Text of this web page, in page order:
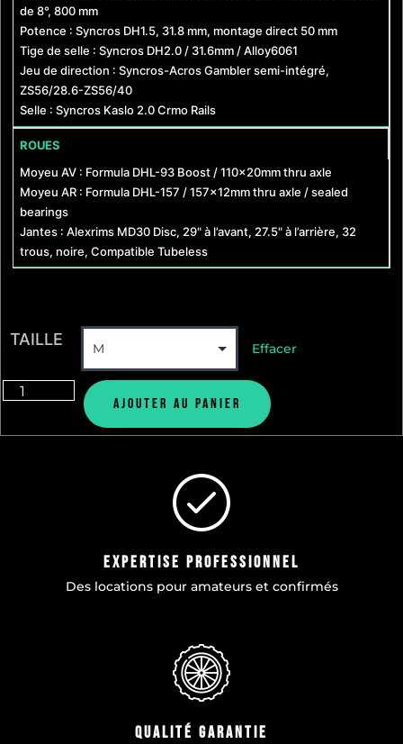
de 8°, 800 mm
Potence : Syncros DH1.5, 31.8 mm, montage direct 50 mm
Tige de selle : Syncros DH2.0 / 31.6mm / Alloy6061
Jeu de direction : Syncros-Acros Gambler semi-intégré,
ZS56/28.6-ZS56/40
Selle : Syncros Kaslo 2.0 Crmo Rails
ROUES
Moyeu AV : Formula DHL-93 Boost / 110x20mm thru axle
Moyeu AR : Formula DHL-157 / 157x12mm thru axle / sealed
bearings
Jantes : Alexrims MD30 Disc, 29" à l’avant, 27.5" à l’arrière, 32
trous, noire, Compatible Tubeless
TAILLE Effacer
Ajouter au panier
Expertise professionnel
Des locations pour amateurs et confirmés
qualité garantie